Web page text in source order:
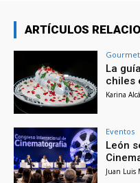
ARTÍCULOS
Gourmet
La
chiles
Karina
Eventos
León
Juan Luis